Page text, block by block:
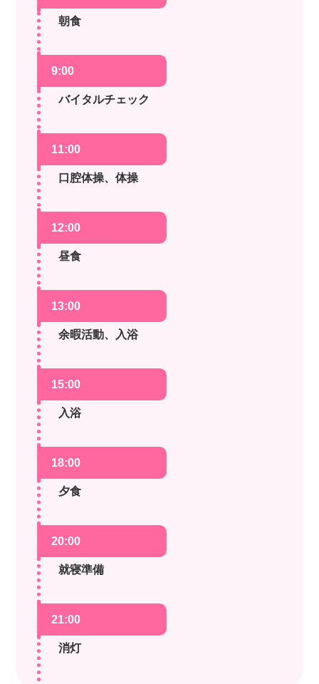
朝食
9:00
バイタルチェック
11:00
口腔体操、体操
12:00
昼食
13:00
余暇活動、入浴
15:00
入浴
18:00
夕食
20:00
就寝準備
21:00
消灯